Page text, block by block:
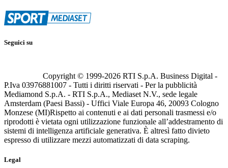
Seguici su
Copyright © 1999-2026 RTI S.p.A. Business Digital -
P.Iva 03976881007 - Tutti i diritti riservati - Per la pubblicità
Mediamond S.p.A. - RTI S.p.A., Mediaset N.V., sede legale
Amsterdam (Paesi Bassi) - Uffici Viale Europa 46, 20093 Cologno
Monzese (MI)Rispetto ai contenuti e ai dati personali trasmessi e/o
riprodotti è vietata ogni utilizzazione funzionale all’addestramento di
sistemi di intelligenza artificiale generativa. È altresì fatto divieto
espresso di utilizzare mezzi automatizzati di data scraping.
Legal